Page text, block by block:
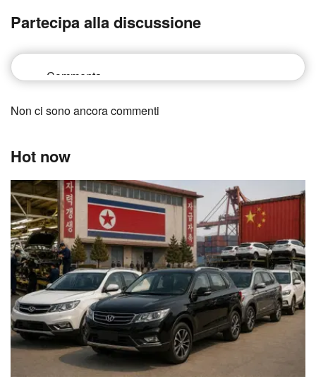
Partecipa alla discussione
Non ci sono ancora commenti
Hot now